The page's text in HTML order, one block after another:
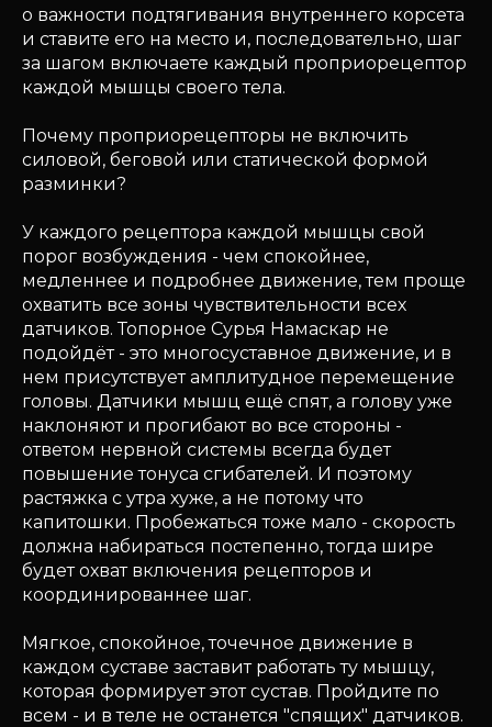
о важности подтягивания внутреннего корсета
и ставите его на место и, последовательно, шаг
за шагом включаете каждый проприорецептор
каждой мышцы своего тела.
Почему проприорецепторы не включить
силовой, беговой или статической формой
разминки?
У каждого рецептора каждой мышцы свой
порог возбуждения - чем спокойнее,
медленнее и подробнее движение, тем проще
охватить все зоны чувствительности всех
датчиков. Топорное Сурья Намаскар не
подойдёт - это многосуставное движение, и в
нем присутствует амплитудное перемещение
головы. Датчики мышц ещё спят, а голову уже
наклоняют и прогибают во все стороны -
ответом нервной системы всегда будет
повышение тонуса сгибателей. И поэтому
растяжка с утра хуже, а не потому что
капитошки. Пробежаться тоже мало - скорость
должна набираться постепенно, тогда шире
будет охват включения рецепторов и
координированнее шаг.
Мягкое, спокойное, точечное движение в
каждом суставе заставит работать ту мышцу,
которая формирует этот сустав. Пройдите по
всем - и в теле не останется "спящих" датчиков.